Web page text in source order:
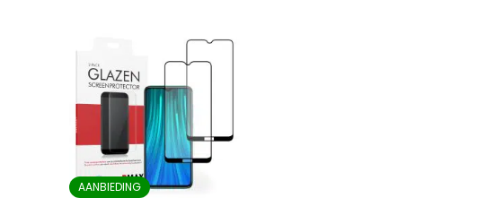
AANBIEDING